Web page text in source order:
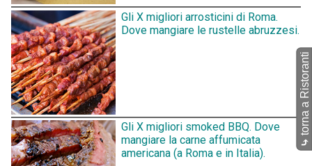
Gli X migliori arrosticini di Roma.
Dove mangiare le rustelle abruzzesi.
Gli X migliori smoked BBQ. Dove
mangiare la carne affumicata
americana (a Roma e in Italia).
⤷
torna a Ristoranti